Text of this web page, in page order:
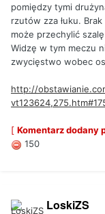
pomiędzy tymi
rzutów zza łuku.
może przechylić
Widzę w tym meczu
zwycięstwo wobec
http://
[ Komentarz dodany
150
LoskiZS